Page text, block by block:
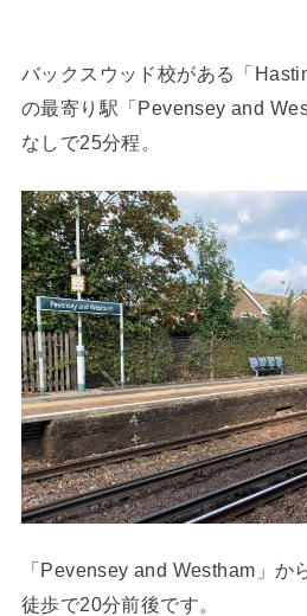
バックスウッド校がある「
の最寄り駅「Pevensey and
なしで25分程。
「Pevensey and Westham」か
徒歩で20分前後です。